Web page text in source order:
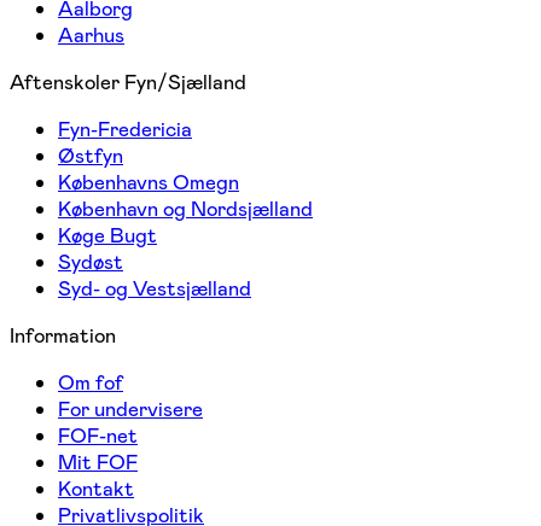
Aalborg
Aarhus
Aftenskoler Fyn/Sjælland
Fyn-Fredericia
Østfyn
Københavns Omegn
København og Nordsjælland
Køge Bugt
Sydøst
Syd- og Vestsjælland
Information
Om fof
For undervisere
FOF-net
Mit FOF
Kontakt
Privatlivspolitik